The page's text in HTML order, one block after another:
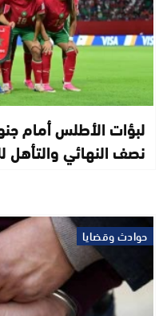
لبؤات الأطلس أمام
نصف النهائي والتأهل
حوادث وقضايا